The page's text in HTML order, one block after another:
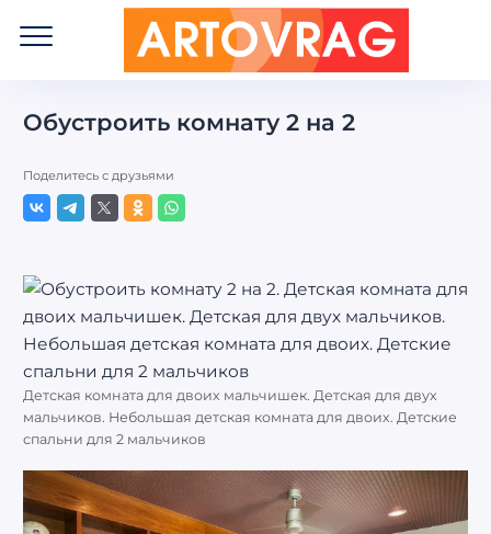
Обустроить комнату 2 на 2
Поделитесь с друзьями
Детская комната для двоих мальчишек. Детская для двух
мальчиков. Небольшая детская комната для двоих. Детские
спальни для 2 мальчиков